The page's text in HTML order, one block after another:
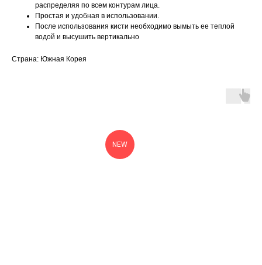
распределяя по всем контурам лица.
Простая и удобная в использовании.
После использования кисти необходимо вымыть ее теплой
водой и высушить вертикально
Страна: Южная Корея
NEW